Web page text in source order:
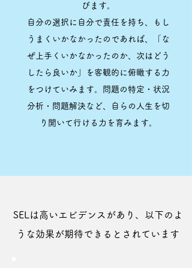
びます。
自分の選択に自分で責任を持ち、もし
うまくいかなかったのであれば、「な
ぜ上手くいかなかったのか、次はどう
したら良いか」を客観的に俯瞰する力
をつけていみます。問題の特定・状況
分析・問題解決など、自らの人生を切
り開いて行ける力を育みます。
SELは高いエビデンスがあり、以下のよ
うな効果が期待できるとされています